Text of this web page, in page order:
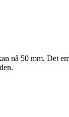
nå 50 mm. Det